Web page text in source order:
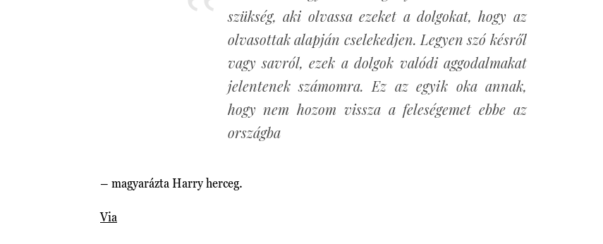
szükség, aki olvassa ezeket a dolgokat, hogy az
olvasottak alapján cselekedjen. Legyen szó késről
vagy savról, ezek a dolgok valódi aggodalmakat
jelentenek számomra. Ez az egyik oka annak,
hogy nem hozom vissza a feleségemet ebbe az
országba
– magyarázta Harry herceg.
Via